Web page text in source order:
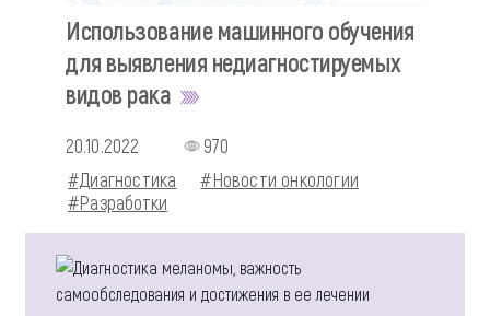
Использование машинного обучения
для выявления недиагностируемых
видов рака
20.10.2022
970
#Диагностика
#Новости онкологии
#Разработки